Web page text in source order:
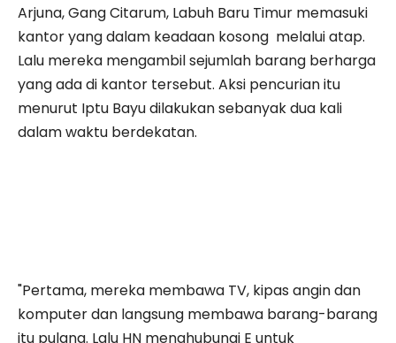
Arjuna, Gang Citarum, La­buh Baru Timur memasuki
kantor yang dalam keadaan kosong melalui atap.
Lalu mereka mengambil sejumlah barang berharga
yang ada di kantor tersebut. Aksi pencurian itu
menurut Iptu Bayu dilakukan sebanyak dua kali
dalam waktu berdekatan.
"Pertama, mereka membawa TV, kipas angin dan
komputer dan langsung membawa barang-barang
itu pulang. Lalu HN menghubungi E untuk